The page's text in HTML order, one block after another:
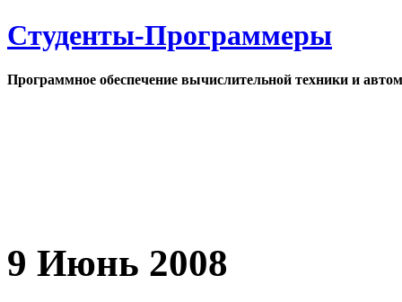
Студенты-Программеры
Программное обеспечение вычислительной техники и
9 Июнь 2008